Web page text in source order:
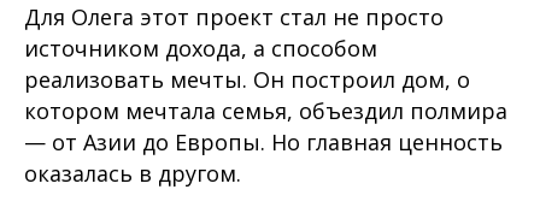
Для Олега этот проект стал не просто
источником дохода, а способом
реализовать мечты. Он построил дом, о
котором мечтала семья, объездил полмира
— от Азии до Европы. Но главная ценность
оказалась в другом.